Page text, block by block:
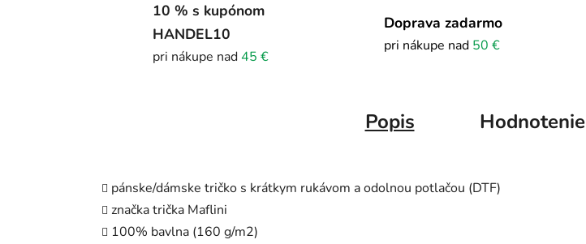
10 % s kupónom
HANDEL10
pri nákupe nad45 €
Doprava zadarmo
pri nákupe nad 50 €
Popis Hodnotenie
pánske/dámske tričko s krátkym rukávom a odolnou potlačou (DTF)
značka trička Maflini
100% bavlna (160 g/m2)